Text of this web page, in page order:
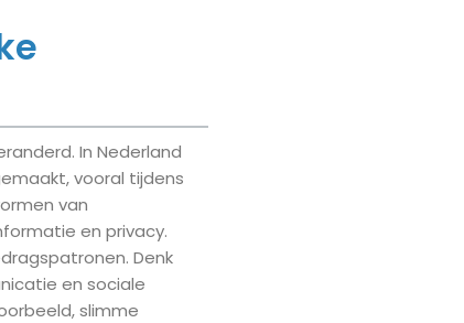
In Nederland
vooral tijdens
van
en privacy.
Denk
en sociale
slimme